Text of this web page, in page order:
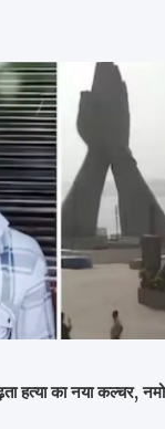
हत्या का नया कल्चर,